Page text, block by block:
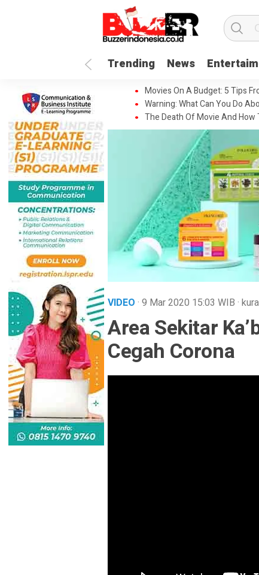
Trending News
Movies On A Budget: 5 Tips
Warning: What Can You Do
The Death Of Movie And How
VIDEO · 9 Mar 2020 15:03 WIB ·
Area Sekitar
Cegah Corona